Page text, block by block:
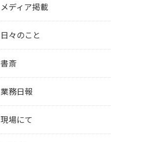
メディア掲載
日々のこと
書斎
業務日報
現場にて